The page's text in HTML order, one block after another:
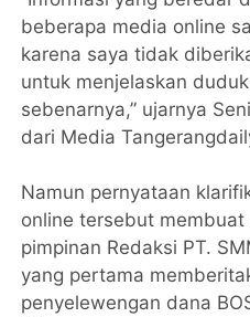
beberapa media online
karena saya tidak
untuk menjelaskan
sebenarnya,” ujarnya
dari Media
Namun pernyataan
online tersebut
pimpinan Redaksi PT.
yang pertama
penyelewengan dana